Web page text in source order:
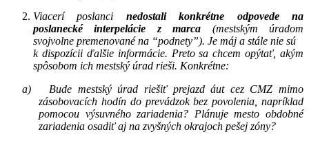
Viacerí poslanci nedostali konkrétne odpovede na
poslanecké interpelácie z marca (mestským úradom
svojvolne premenované na “podnety”). Je máj a stále nie sú
k dispozícii ďalšie informácie. Preto sa chcem opýtať, akým
spôsobom ich mestský úrad rieši. Konkrétne:
a) Bude mestský úrad riešiť prejazd áut cez CMZ mimo
zásobovacích hodín do prevádzok bez povolenia, napríklad
pomocou výsuvného zariadenia? Plánuje mesto obdobné
zariadenia osadiť aj na zvyšných okrajoch pešej zóny?